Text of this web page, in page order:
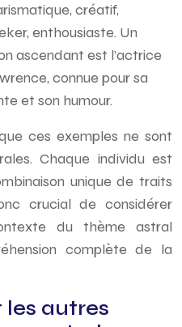
créatif,
enthousiaste. Un
ascendant est l’actrice
connue pour sa
et son humour.
ces exemples ne sont
Chaque individu est
unique de traits
crucial de considérer
du thème astral
complète de la
les autres